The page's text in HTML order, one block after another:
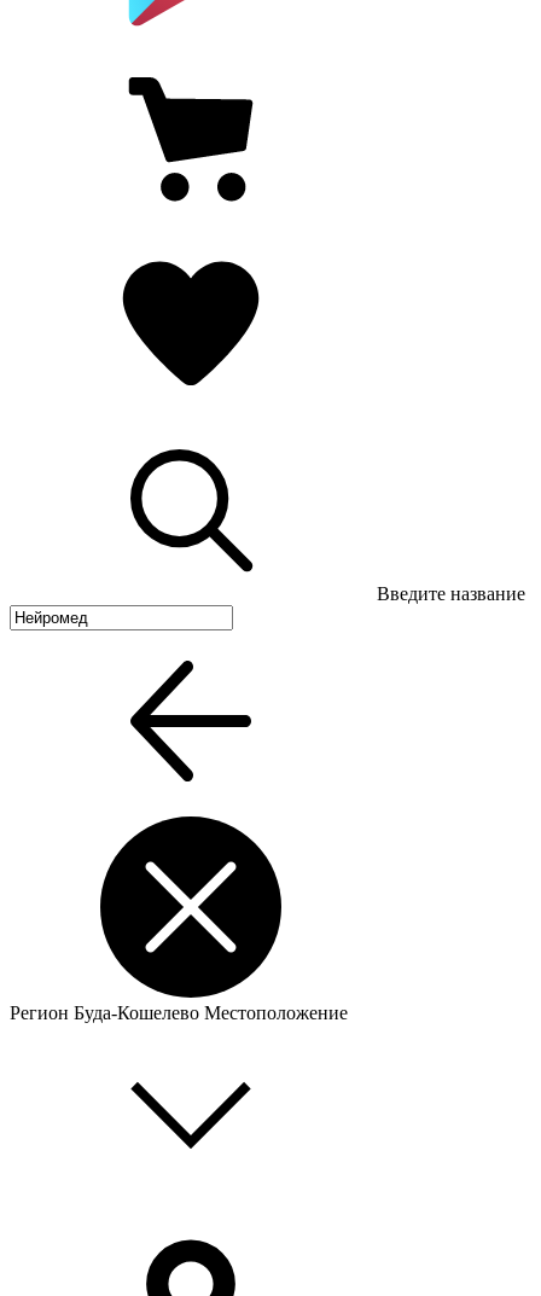
Введите название
Регион Буда-Кошелево Местоположение